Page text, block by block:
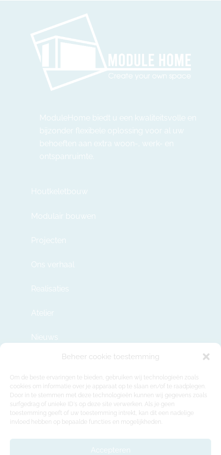
Beheer cookie toestemming
Om de beste ervaringen te bieden, gebruiken wij technologieën zoals
cookies om informatie over je apparaat op te slaan en/of te raadplegen.
Door in te stemmen met deze technologieën kunnen wij gegevens zoals
surfgedrag of unieke ID's op deze site verwerken. Als je geen
toestemming geeft of uw toestemming intrekt, kan dit een nadelige
invloed hebben op bepaalde functies en mogelijkheden.
Accepteren
ModuleHome biedt u een kwaliteitsvolle en
bijzonder flexibele oplossing voor al uw
behoeften aan extra woon-, werk- en
ontspanruimte.
Houtkeletbouw
Modulair bouwen
Projecten
Ons verhaal
Realisaties
Atelier
Nieuws
info@modulehome.be
+32 2 669 36 50